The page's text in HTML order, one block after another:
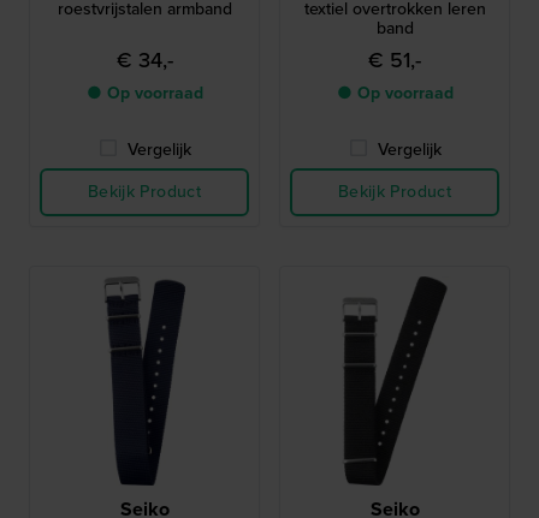
roestvrijstalen armband
€ 34,-
● Op voorraad
Vergelijk
Bekijk Product
textiel overtrokken leren
band
€ 51,-
● Op voorraad
Vergelijk
Bekijk Product
Seiko Seiko